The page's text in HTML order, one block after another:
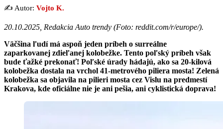
✍️ Autor: Vojto K.
20.10.2025, Redakcia Auto trendy (Foto: reddit.com/r/europe/).
Väčšina ľudí má aspoň jeden príbeh o surreálne
zaparkovanej zdieľanej kolobežke. Tento poľský príbeh však
bude ťažké prekonať! Poľské úrady hádajú, ako sa 20-kilová
kolobežka dostala na vrchol 41-metrového piliera mosta! Zelená
kolobežka sa objavila na pilieri mosta cez Vislu na predmestí
Krakova, kde oficiálne nie je ani pešia, ani cyklistická doprava!